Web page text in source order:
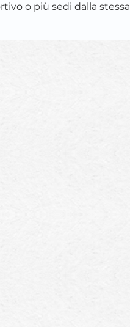
o più sedi dalla stessa